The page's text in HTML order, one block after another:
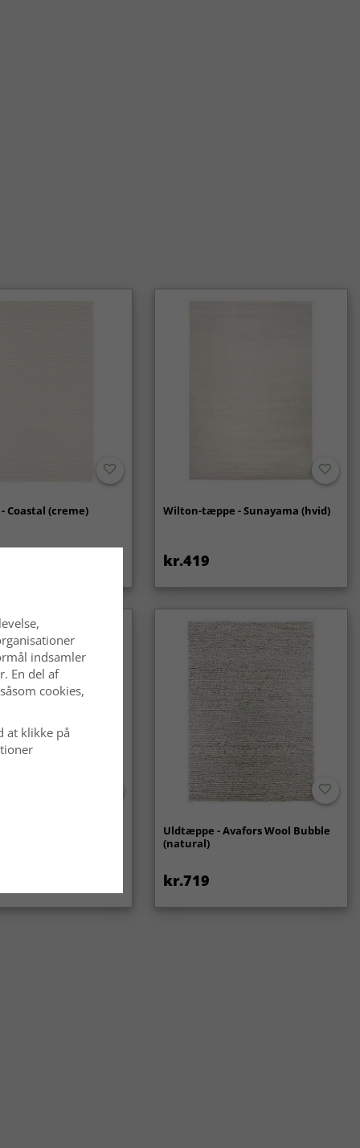
Coastal (creme) Wilton-tæppe - Sunayama (hvid)
kr.419
Uldtæppe - Avafors Wool Bubble
(natural)
kr.719
indsamler
En del af
cookies,
at klikke på